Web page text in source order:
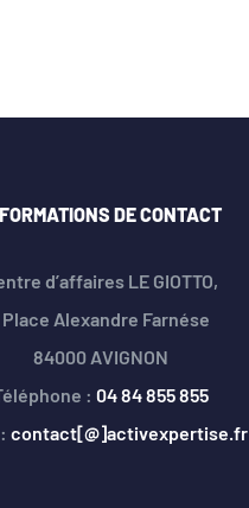
DE CONTACT
d’affaires LE GIOTTO,
Place Alexandre Farnése
84000 AVIGNON
: 04 84 855 855
contact[@]activexpertise.fr